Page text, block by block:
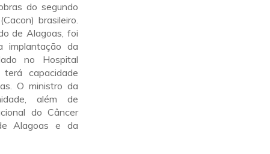
do segundo
brasileiro.
de Alagoas, foi
implantação da
no Hospital
capacidade
O ministro da
além de
do Câncer
Alagoas e da